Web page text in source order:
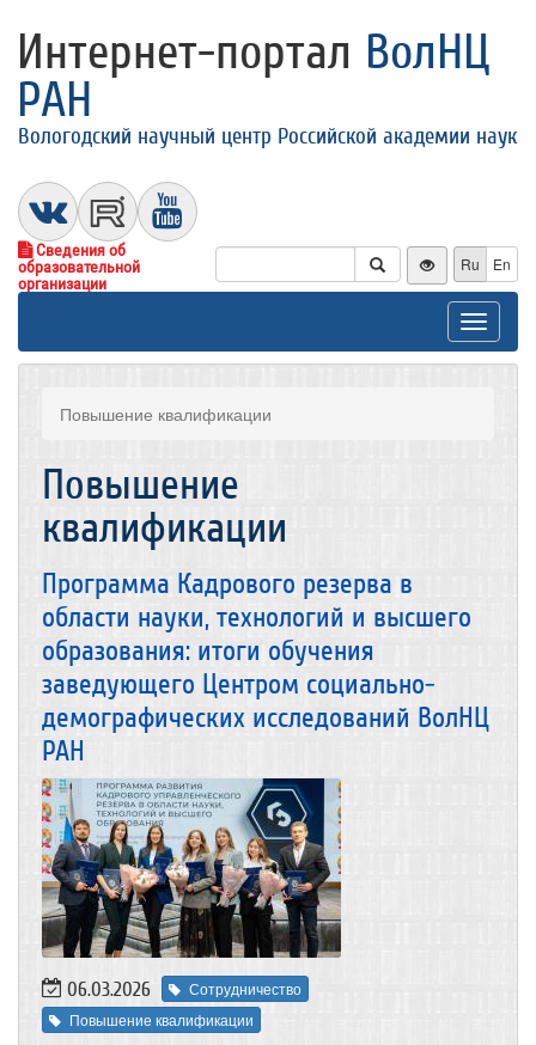
Интернет-портал ВолНЦ
РАН
Вологодский научный центр Российской академии наук
Сведения об
образовательной
организации
Ru En
Toggle
Повышение квалификации
Повышение
квалификации
Программа Кадрового резерва в
области науки, технологий и высшего
образования: итоги обучения
заведующего Центром социально-
демографических исследований ВолНЦ
РАН
06.03.2026
Сотрудничество
Повышение квалификации